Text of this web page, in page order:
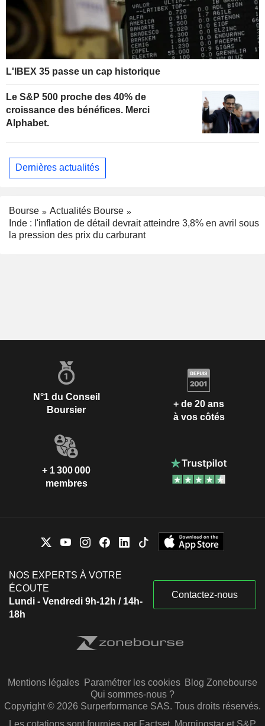
L'IBEX 35 passe un cap historique
Le S&P 500 proche des 40% de
croissance des bénéfices. Merci
Alphabet.
Dernières actualités
Bourse
Actualités Bourse
Inde : l'inflation de détail devrait atteindre 3,8% en avril sous
la pression des prix du carburant
N°1 du Conseil
Boursier
+ de 20 ans
à vos côtés
+ 1 300 000
membres
NOS EXPERTS À VOTRE
ÉCOUTE
Lundi - Vendredi 9h-12h / 14h-
18h
Contactez-nous
Mentions légales Paramétrer les cookies Blog Zonebourse
Qui sommes-nous ?
Copyright © 2026 Surperformance SAS. Tous droits réservés.
Les cotations sont fournies par Factset, Morningstar et S&P